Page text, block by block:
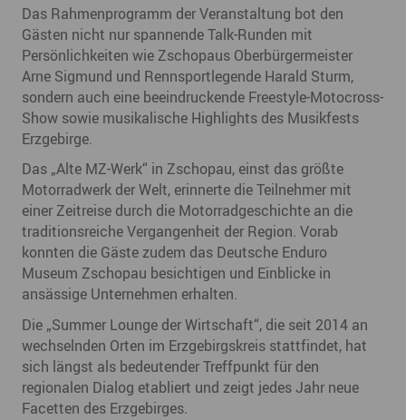
Das Rahmenprogramm der Veranstaltung bot den
Gästen nicht nur spannende Talk-Runden mit
Persönlichkeiten wie Zschopaus Oberbürgermeister
Arne Sigmund und Rennsportlegende Harald Sturm,
sondern auch eine beeindruckende Freestyle-Motocross-
Show sowie musikalische Highlights des Musikfests
Erzgebirge.
Das „Alte MZ-Werk“ in Zschopau, einst das größte
Motorradwerk der Welt, erinnerte die Teilnehmer mit
einer Zeitreise durch die Motorradgeschichte an die
traditionsreiche Vergangenheit der Region. Vorab
konnten die Gäste zudem das Deutsche Enduro
Museum Zschopau besichtigen und Einblicke in
ansässige Unternehmen erhalten.
Die „Summer Lounge der Wirtschaft“, die seit 2014 an
wechselnden Orten im Erzgebirgskreis stattfindet, hat
sich längst als bedeutender Treffpunkt für den
regionalen Dialog etabliert und zeigt jedes Jahr neue
Facetten des Erzgebirges.